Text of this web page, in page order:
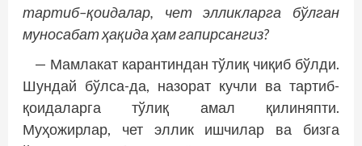
тартиб–қоидалар, чет элликларга
бўлган
муносабатҳақидаҳамгапирсангиз?
— Мамлакат карантиндан тўлиқ чиқиб бўлди.
Шундай бўлса-да, назорат кучли ва тартиб-
қоидаларга тўлиқ амал қилиняпти.
Муҳожирлар, чет эллик ишчилар ва бизга